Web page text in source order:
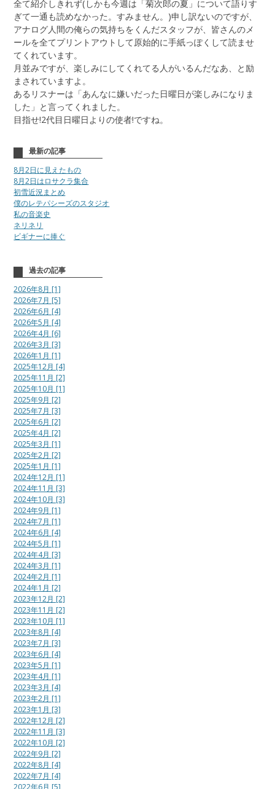
全て紹介しきれず(しかも今週は「菊次郎の夏」について語りす
ぎて一通も読めなかった。すみません。)申し訳ないのですが、
アナログ人間の俺らの気持ちをくんだスタッフが、皆さんのメ
ールを全てプリントアウトして原始的に手紙っぽくして読ませ
てくれています。
月並みですが、楽しみにしてくれてる人がいるんだなあ、と励
まされていますよ。
あるリスナーは「あんなに嫌いだった日曜日が楽しみになりま
した」と言ってくれました。
目指せ!2代目日曜日よりの使者!ですね。
最新の記事
8月2日に見えたもの
8月2日はロサクラ集合
初雪近況まとめ
僕のレテパシーズのスタジオ
私の音楽史
ネリネリ
ビギナーに捧ぐ
過去の記事
2026年8月 [1]
2026年7月 [5]
2026年6月 [4]
2026年5月 [4]
2026年4月 [6]
2026年3月 [3]
2026年1月 [1]
2025年12月 [4]
2025年11月 [2]
2025年10月 [1]
2025年9月 [2]
2025年7月 [3]
2025年6月 [2]
2025年4月 [2]
2025年3月 [1]
2025年2月 [2]
2025年1月 [1]
2024年12月 [1]
2024年11月 [3]
2024年10月 [3]
2024年9月 [1]
2024年7月 [1]
2024年6月 [4]
2024年5月 [1]
2024年4月 [3]
2024年3月 [1]
2024年2月 [1]
2024年1月 [2]
2023年12月 [2]
2023年11月 [2]
2023年10月 [1]
2023年8月 [4]
2023年7月 [3]
2023年6月 [4]
2023年5月 [1]
2023年4月 [1]
2023年3月 [4]
2023年2月 [1]
2023年1月 [3]
2022年12月 [2]
2022年11月 [3]
2022年10月 [2]
2022年9月 [2]
2022年8月 [4]
2022年7月 [4]
2022年6月 [5]